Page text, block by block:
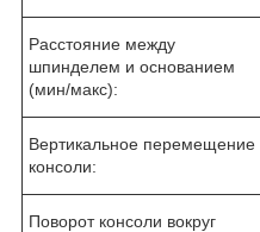
Расстояние между
шпинделем и основанием
(мин/макс):
Вертикальное перемещение
консоли:
Поворот консоли вокруг